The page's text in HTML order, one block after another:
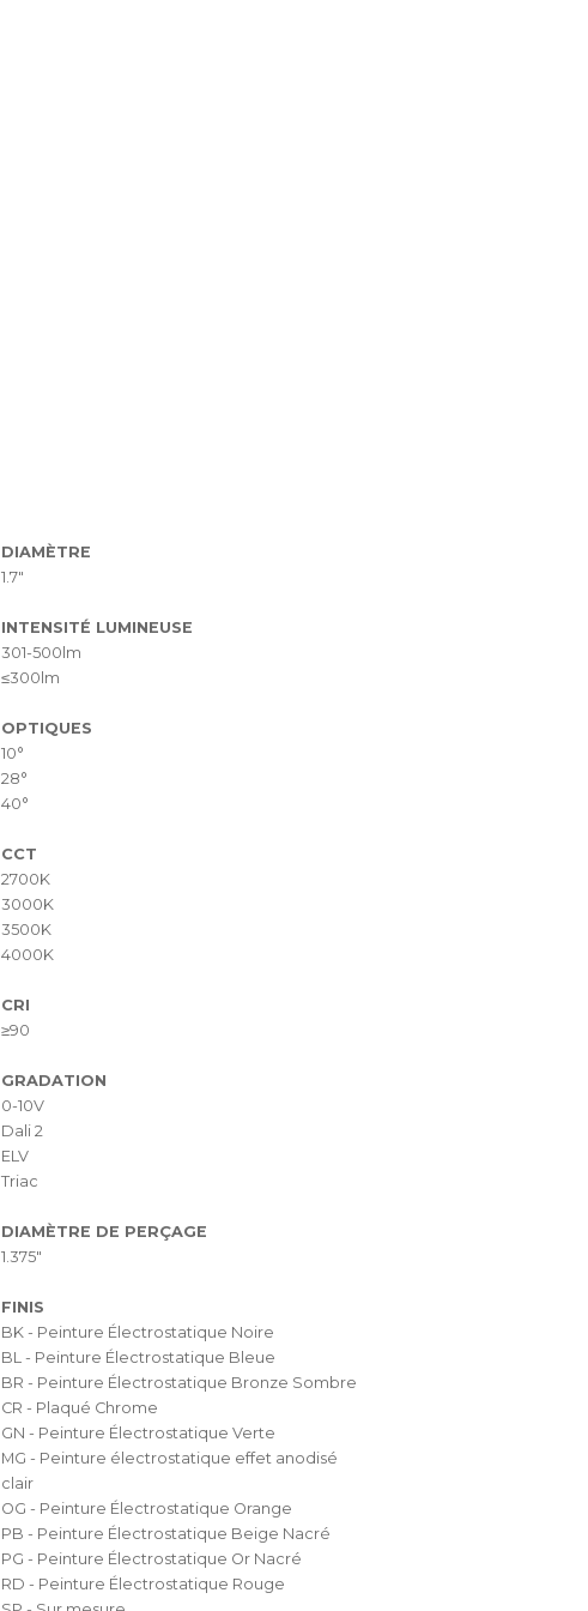
DIAMÈTRE
1.7"
INTENSITÉ LUMINEUSE
301-500lm
≤300lm
OPTIQUES
10°
28°
40°
CCT
2700K
3000K
3500K
4000K
CRI
≥90
GRADATION
0-10V
Dali 2
ELV
Triac
DIAMÈTRE DE PERÇAGE
1.375"
FINIS
BK - Peinture Électrostatique Noire
BL - Peinture Électrostatique Bleue
BR - Peinture Électrostatique Bronze Sombre
CR - Plaqué Chrome
GN - Peinture Électrostatique Verte
MG - Peinture électrostatique effet anodisé
clair
OG - Peinture Électrostatique Orange
PB - Peinture Électrostatique Beige Nacré
PG - Peinture Électrostatique Or Nacré
RD - Peinture Électrostatique Rouge